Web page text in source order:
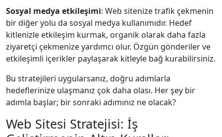
Sosyal medya etkileşimi: Web sitenize trafik çekmenin
bir diğer yolu da sosyal medya kullanımıdır. Hedef
kitlenizle etkileşim kurmak, organik olarak daha fazla
ziyaretçi çekmenize yardımcı olur. Özgün gönderiler ve
etkileşimli içerikler paylaşarak kitleyle bağ kurabilirsiniz.
Bu stratejileri uygularsanız, doğru adımlarla
hedeflerinize ulaşmanız çok daha olası. Her şey bir
adımla başlar; bir sonraki adımınız ne olacak?
Web Sitesi Stratejisi: İş